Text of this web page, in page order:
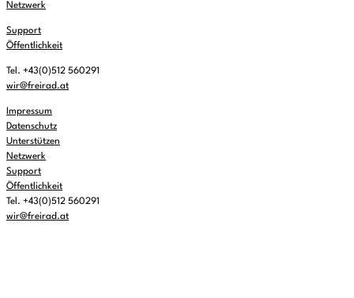
Netzwerk
Support
Öffentlichkeit
Tel. +43(0)512 560291
wir@freirad.at
Impressum
Datenschutz
Unterstützen
Netzwerk
Support
Öffentlichkeit
Tel. +43(0)512 560291
wir@freirad.at